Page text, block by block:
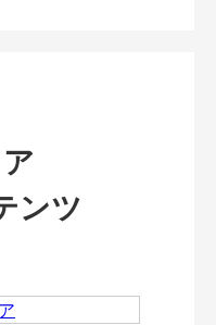
ンツ